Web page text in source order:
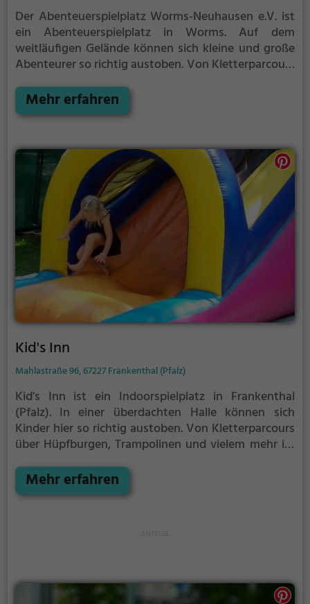
Der Abenteuerspielplatz Worms-Neuhausen e.V. ist
ein Abenteuerspielplatz in Worms. Auf dem
weitläufigen Gelände können sich kleine und große
Abenteurer so richtig austoben. Von Kletterparcours
Abenteuerspielplatz Worms-Neuhausen e.V. für
jeden etwas dabei.
Mehr erfahren
Kid's Inn
Mahlastraße 96, 67227 Frankenthal (Pfalz)
Kid's Inn ist ein Indoorspielplatz in Frankenthal
(Pfalz). In einer überdachten Halle können sich
Kinder hier so richtig austoben. Von Kletterparcours
über Hüpfburgen, Trampolinen und vielem mehr ist
bzw. Hallenspielplätze sind ein tolles Ausflugsziel für
schlechtes Wetter, denn in der überdachten Halle
den Gästen so schnell langweilig.
Mehr erfahren